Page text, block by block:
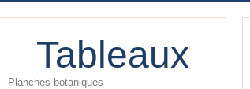
Tableaux
Planches botaniques